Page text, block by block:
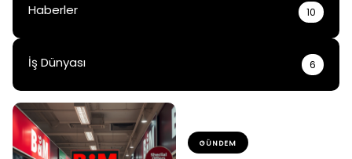
Haberler 10
İş Dünyası 6
GÜNDEM